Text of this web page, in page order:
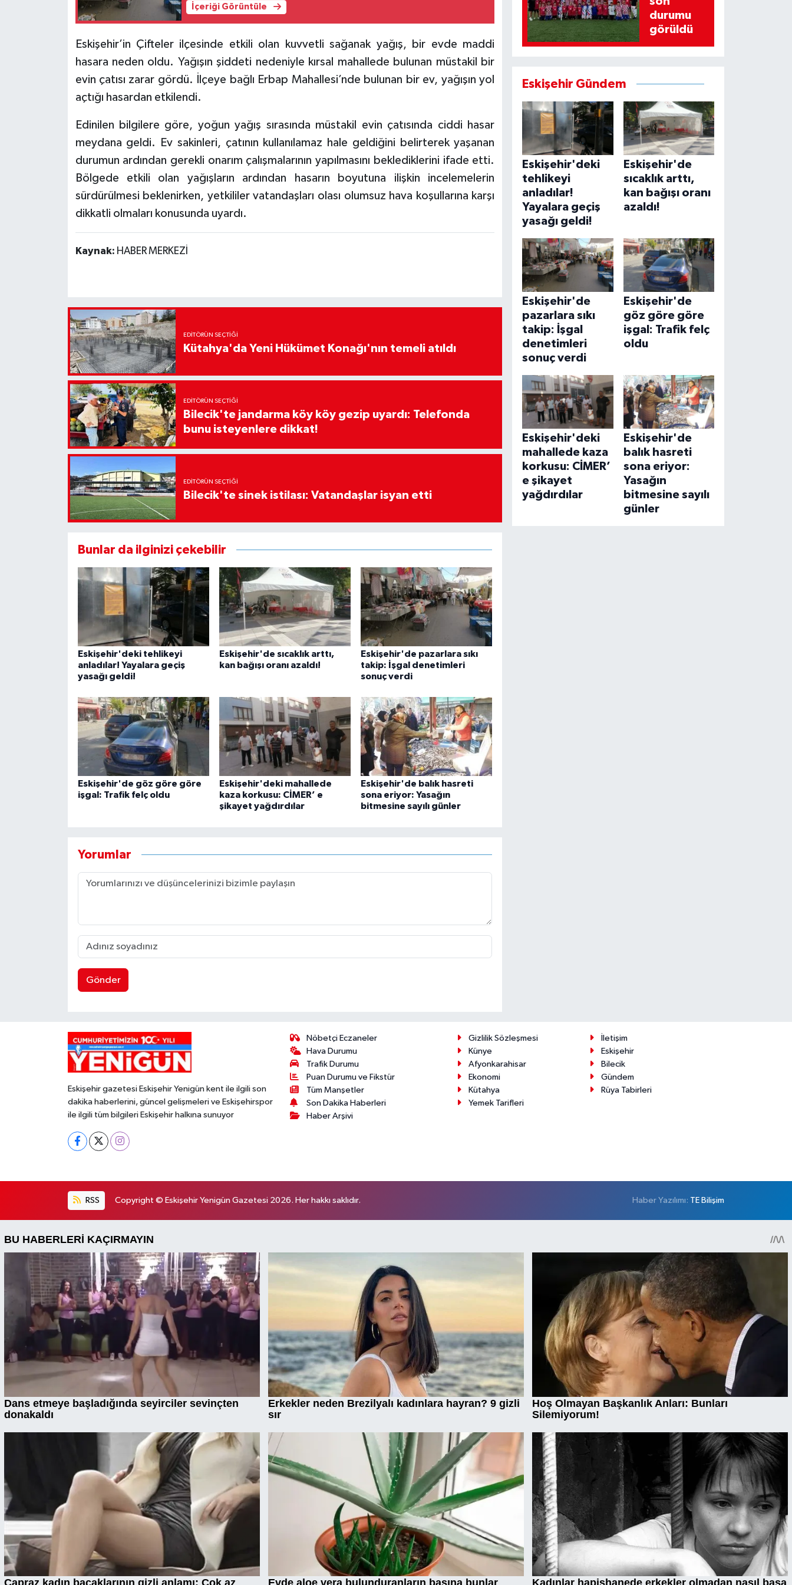
İçeriği Görüntüle
Eskişehir’in Çifteler ilçesinde etkili olan kuvvetli sağanak yağış, bir evde maddi
hasara neden oldu. Yağışın şiddeti nedeniyle kırsal mahallede bulunan müstakil bir
evin çatısı zarar gördü. İlçeye bağlı Erbap Mahallesi’nde bulunan bir ev, yağışın yol
açtığı hasardan etkilendi.
Edinilen bilgilere göre, yoğun yağış sırasında müstakil evin çatısında ciddi hasar
meydana geldi. Ev sakinleri, çatının kullanılamaz hale geldiğini belirterek yaşanan
durumun ardından gerekli onarım çalışmalarının yapılmasını beklediklerini ifade etti.
Bölgede etkili olan yağışların ardından hasarın boyutuna ilişkin incelemelerin
sürdürülmesi beklenirken, yetkililer vatandaşları olası olumsuz hava koşullarına karşı
dikkatli olmaları konusunda uyardı.
Kaynak: HABER MERKEZİ
EDITÖRÜN SEÇTIĞI
Kütahya'da Yeni Hükümet Konağı'nın temeli atıldı
EDITÖRÜN SEÇTIĞI
Bilecik'te jandarma köy köy gezip uyardı: Telefonda
bunu isteyenlere dikkat!
EDITÖRÜN SEÇTIĞI
Bilecik'te sinek istilası: Vatandaşlar isyan etti
Bunlar da ilginizi çekebilir
Eskişehir'deki tehlikeyi
anladılar! Yayalara geçiş
yasağı geldi!
Eskişehir'de sıcaklık arttı,
kan bağışı oranı azaldı!
Eskişehir'de pazarlara sıkı
takip: İşgal denetimleri
sonuç verdi
Eskişehir'de göz göre göre
işgal: Trafik felç oldu
Eskişehir'deki mahallede
kaza korkusu: CİMER’ e
şikayet yağdırdılar
Eskişehir'de balık hasreti
sona eriyor: Yasağın
bitmesine sayılı günler
Yorumlar
Gönder
durumu
görüldü
Eskişehir Gündem
Eskişehir'deki
tehlikeyi
anladılar!
Yayalara geçiş
yasağı geldi!
Eskişehir'de
sıcaklık arttı,
kan bağışı oranı
azaldı!
Eskişehir'de
pazarlara sıkı
takip: İşgal
denetimleri
sonuç verdi
Eskişehir'de
göz göre göre
işgal: Trafik felç
oldu
Eskişehir'deki
mahallede kaza
korkusu: CİMER’
e şikayet
yağdırdılar
Eskişehir'de
balık hasreti
sona eriyor:
Yasağın
bitmesine sayılı
günler
Eskişehir gazetesi Eskişehir Yenigün kent ile ilgili son
dakika haberlerini, güncel gelişmeleri ve Eskişehirspor
ile ilgili tüm bilgileri Eskişehir halkına sunuyor
Nöbetçi Eczaneler
Hava Durumu
Trafik Durumu
Puan Durumu ve Fikstür
Tüm Manşetler
Son Dakika Haberleri
Haber Arşivi
Gizlilik Sözleşmesi
İletişim
Künye
Eskişehir
Afyonkarahisar
Bilecik
Ekonomi
Gündem
Kütahya
Rüya Tabirleri
Yemek Tarifleri
RSS Copyright © Eskişehir Yenigün Gazetesi 2026. Her hakkı saklıdır. Haber Yazılımı: TE Bilişim